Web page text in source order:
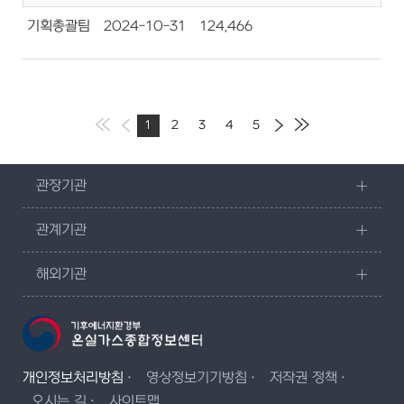
기획총괄팀 2024-10-31 124,466
1 2 3 4 5
관장기관
관계기관
해외기관
개인정보처리방침 영상정보기기방침
저작권 정책